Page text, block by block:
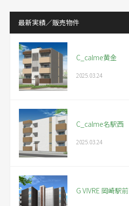
最新実績／販売物件
C_calme黄金
2025.03.24
C_calme名駅西
2025.03.24
G VIVRE 岡崎駅前